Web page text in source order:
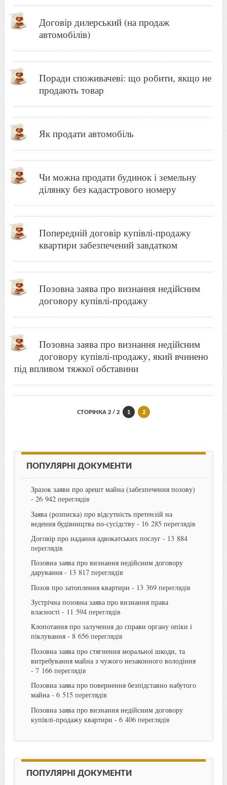
Договір дилерський (на продаж
автомобілів)
Поради споживачеві: що робити, якщо не
продають товар
Як продати автомобіль
Чи можна продати будинок і земельну
ділянку без кадастрового номеру
Попередній договір купівлі-продажу
квартири забезпечений завдатком
Позовна заява про визнання недійсним
договору купівлі-продажу
Позовна заява про визнання недійсним
договору купівлі-продажу, який вчинено
під впливом тяжкої обставини
СТОРІНКА 2 / 2 1 2
ПОПУЛЯРНІ ДОКУМЕНТИ
Зразок заяви про арешт майна (забезпечення позову)
- 26 942 переглядів
Заява (розписка) про відсутність претензій на
ведення будівництва по-сусідству- 16 285 переглядів
Договір про надання адвокатських послуг- 13 884
переглядів
Позовна заява про визнання недійсним договору
дарування- 13 817 переглядів
Позов про затоплення квартири - 13 369 переглядів
Зустрічна позовна заява про визнання права
власності- 11 594 переглядів
Клопотання про залучення до справи органу опіки і
піклування- 8 656 переглядів
Позовна заява про стягнення моральної шкоди, та
витребування майна з чужого незаконного володіння
- 7 166 переглядів
Позовна заява про повернення безпідставно набутого
майна- 6 515 переглядів
Позовна заява про визнання недійсним договору
купівлі-продажу квартири - 6 406 переглядів
ПОПУЛЯРНІ ДОКУМЕНТИ